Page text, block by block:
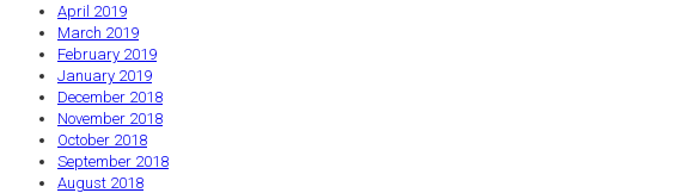
April 2019
March 2019
February 2019
January 2019
December 2018
November 2018
October 2018
September 2018
August 2018